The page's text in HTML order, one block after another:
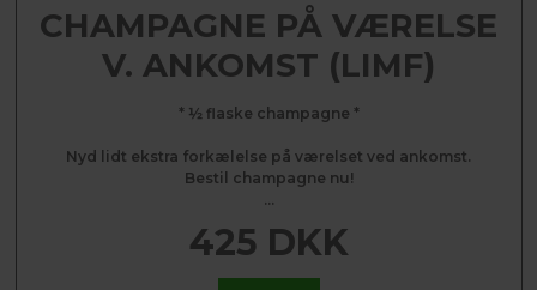
CHAMPAGNE PÅ VÆRELSE
V. ANKOMST (LIMF)
* ½ flaske champagne *
Nyd lidt ekstra forkælelse på værelset ved ankomst.
Bestil champagne nu!
...
425 DKK